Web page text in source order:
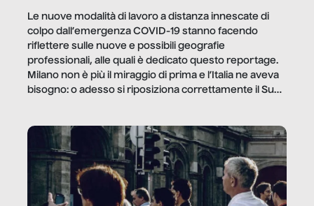
Le nuove modalità di lavoro a distanza innescate di
colpo dall’emergenza COVID-19 stanno facendo
riflettere sulle nuove e possibili geografie
professionali, alle quali è dedicato questo reportage.
Milano non è più il miraggio di prima e l’Italia ne aveva
bisogno: o adesso si riposiziona correttamente il Sud